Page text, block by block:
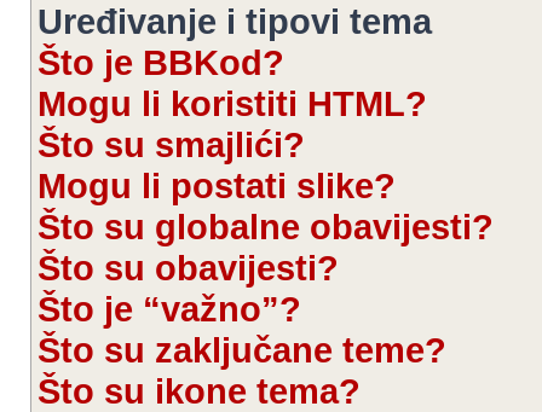
Uređivanje i tipovi tema
Što je BBKod?
Mogu li koristiti HTML?
Što su smajlići?
Mogu li postati slike?
Što su globalne obavijesti?
Što su obavijesti?
Što je “važno”?
Što su zaključane teme?
Što su ikone tema?